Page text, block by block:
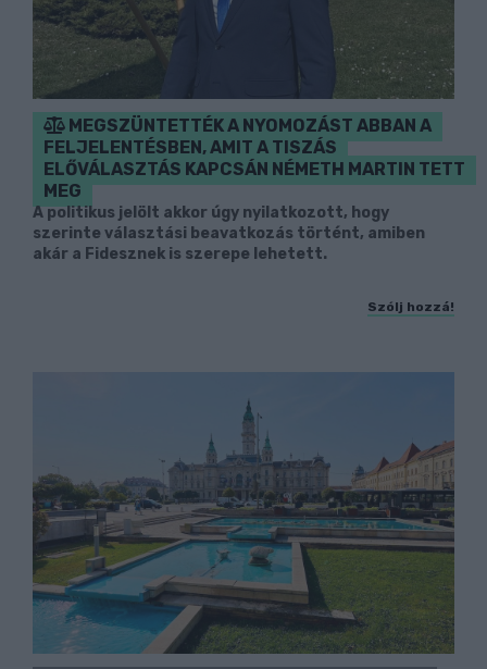
MEGSZÜNTETTÉK A NYOMOZÁST ABBAN A
FELJELENTÉSBEN, AMIT A TISZÁS
ELŐVÁLASZTÁS KAPCSÁN NÉMETH MARTIN TETT
MEG
A politikus jelölt akkor úgy nyilatkozott, hogy
szerinte választási beavatkozás történt, amiben
akár a Fidesznek is szerepe lehetett.
Szólj hozzá!